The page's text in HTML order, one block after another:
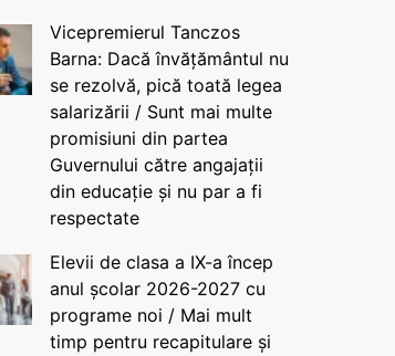
Vicepremierul Tanczos
Barna: Dacă învățământul nu
se rezolvă, pică toată legea
salarizării / Sunt mai multe
promisiuni din partea
Guvernului către angajații
din educație și nu par a fi
respectate
Elevii de clasa a IX-a încep
anul școlar 2026-2027 cu
programe noi / Mai mult
timp pentru recapitulare și